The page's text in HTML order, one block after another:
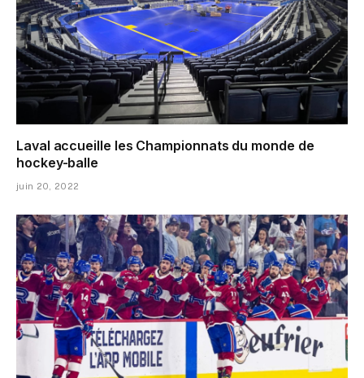
Laval accueille les Championnats du monde de
hockey-balle
juin 20, 2022